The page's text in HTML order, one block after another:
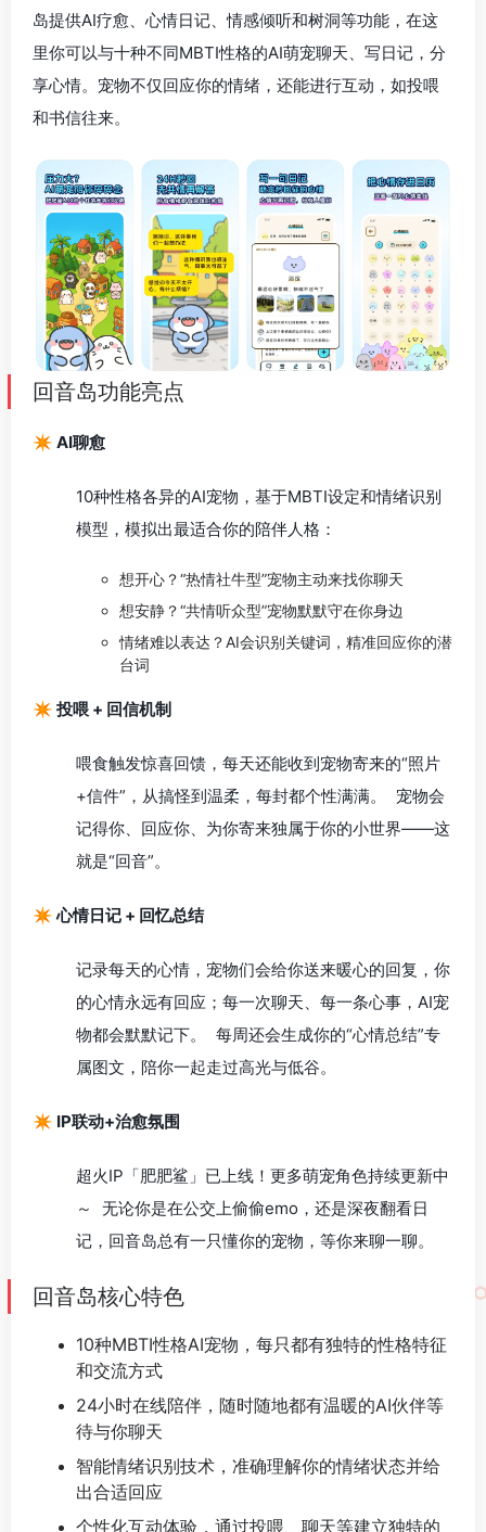
岛提供AI疗愈、心情日记、情感倾听和树洞等功能，在这
里你可以与十种不同MBTI性格的AI萌宠聊天、写日记，分
享心情。宠物不仅回应你的情绪，还能进行互动，如投喂
和书信往来。
回音岛功能亮点
✴️ AI聊愈
10种性格各异的AI宠物，基于MBTI设定和情绪识别
模型，模拟出最适合你的陪伴人格：
想开心？“热情社牛型”宠物主动来找你聊天
想安静？“共情听众型”宠物默默守在你身边
情绪难以表达？AI会识别关键词，精准回应你的潜
台词
✴️ 投喂 + 回信机制
喂食触发惊喜回馈，每天还能收到宠物寄来的“照片
+信件”，从搞怪到温柔，每封都个性满满。 宠物会
记得你、回应你、为你寄来独属于你的小世界——这
就是“回音”。
✴️ 心情日记 + 回忆总结
记录每天的心情，宠物们会给你送来暖心的回复，你
的心情永远有回应；每一次聊天、每一条心事，AI宠
物都会默默记下。 每周还会生成你的“心情总结”专
属图文，陪你一起走过高光与低谷。
✴️ IP联动+治愈氛围
超火IP「肥肥鲨」已上线！更多萌宠角色持续更新中
～ 无论你是在公交上偷偷emo，还是深夜翻看日
记，回音岛总有一只懂你的宠物，等你来聊一聊。
回音岛核心特色
10种MBTI性格AI宠物，每只都有独特的性格特征
和交流方式
24小时在线陪伴，随时随地都有温暖的AI伙伴等
待与你聊天
智能情绪识别技术，准确理解你的情绪状态并给
出合适回应
个性化互动体验，通过投喂、聊天等建立独特的